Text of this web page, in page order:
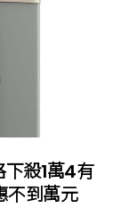
殺1萬4有
不到萬元